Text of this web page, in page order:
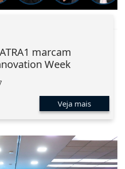
marcam
Week
Veja mais